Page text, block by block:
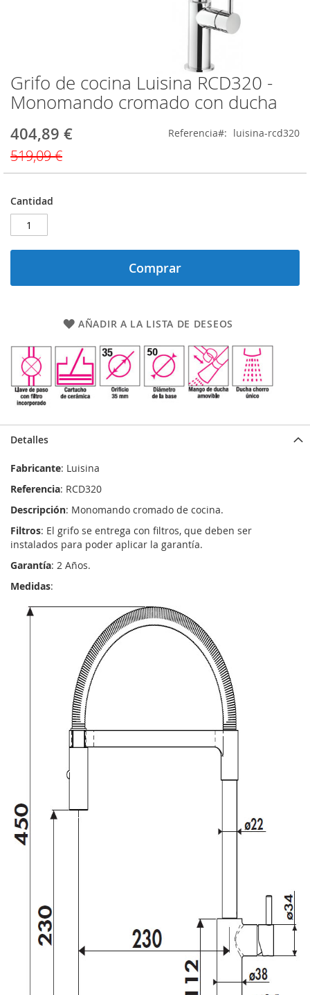
Grifo de cocina Luisina RCD320 -
Monomando cromado con ducha
Precio
404,89 €
519,09 €
Referencia luisina-rcd320
Cantidad
Comprar
AÑADIR A LA LISTA DE DESEOS
Saltar
al
comienzo
la
galería
de
imágenes
Detalles
Fabricante: Luisina
Referencia: RCD320
Descripción: Monomando cromado de cocina.
Filtros: El grifo se entrega con filtros, que deben ser
instalados para poder aplicar la garantía.
Garantía: 2 Años.
Medidas: